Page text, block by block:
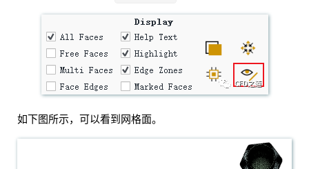
如下图所示，可以看到网格面。